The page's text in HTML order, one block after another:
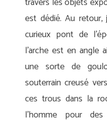
est dédié. Au
curieux pont de
l’arche est en angle
une sorte de
souterrain creusé
ces trous dans la
l’homme pour